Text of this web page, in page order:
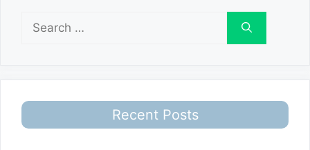
Search
for:
Recent Posts